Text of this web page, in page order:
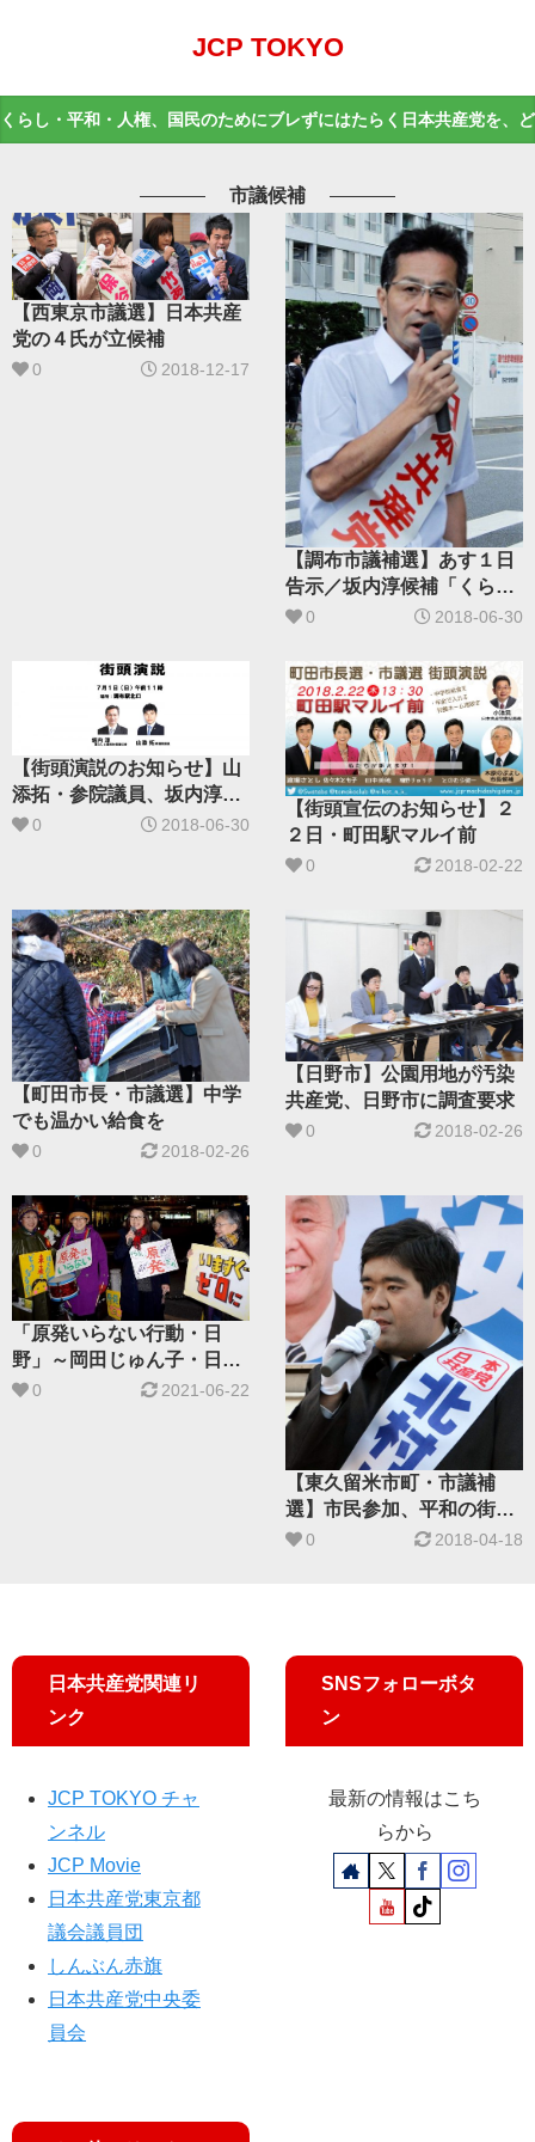
JCP TOKYO
くらし・平和・人権、国民のためにブレずにはたらく日本共産党を、
市議候補
【西東京市議選】日本共産
党の４氏が立候補
0 2018-12-17
【調布市議補選】あす１日
告示／坂内淳候補「くらし
支える議席」
0 2018-06-30
【街頭演説のお知らせ】山
添拓・参院議員、坂内淳・
市議候補／調布駅前
0 2018-06-30
【街頭宣伝のお知らせ】２
２日・町田駅マルイ前
0 2018-02-22
【町田市長・市議選】中学
でも温かい給食を
0 2018-02-26
【日野市】公園用地が汚染
共産党、日野市に調査要求
0 2018-02-26
「原発いらない行動・日
野」～岡田じゅん子・日野
市議候補も参加
0 2021-06-22
【東久留米市町・市議補
選】市民参加、平和の街に
～桜木よしお市長候補・北
0 2018-04-18
日本共産党関連リ
ンク
JCP TOKYO チャ
ンネル
JCP Movie
日本共産党東京都
議会議員団
しんぶん赤旗
日本共産党中央委
員会
SNSフォローボタ
ン
最新の情報はこち
らから